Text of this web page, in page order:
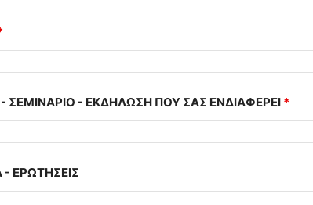
ΣΕΜΙΝΑΡΙΟ - ΕΚΔΗΛΩΣΗ ΠΟΥ ΣΑΣ ΕΝΔΙΑΦΕΡΕΙ *
- ΕΡΩΤΗΣΕΙΣ